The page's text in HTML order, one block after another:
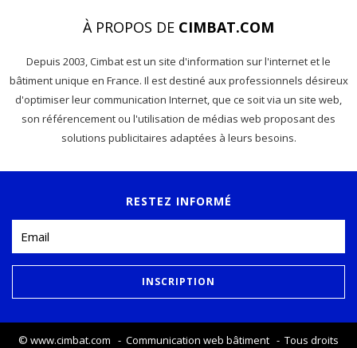
À PROPOS DE CIMBAT.COM
Depuis 2003, Cimbat est un site d'information sur l'internet et le
bâtiment unique en France. Il est destiné aux professionnels désireux
d'optimiser leur communication Internet, que ce soit via un site web,
son référencement ou l'utilisation de médias web proposant des
solutions publicitaires adaptées à leurs besoins.
RESTEZ INFORMÉ
© www.cimbat.com - Communication web bâtiment - Tous droits